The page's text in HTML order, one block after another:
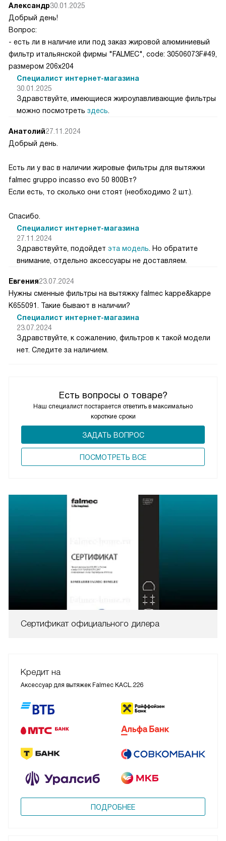
Есть вопросы о товаре?
Наш специалист постарается ответить в максимально
короткие сроки
ЗАДАТЬ ВОПРОС
ПОCМОТРЕТЬ ВСЕ
Александр30.01.2025
Добрый день!
Вопрос:
- есть ли в наличие или под заказ жировой алюминиевый
фильтр итальянской фирмы "FALMEC", code: 30506073F#49,
размером 206х204
Специалист интернет-магазина
30.01.2025
Здравствуйте, имеющиеся жироулавливающие фильтры
можно посмотреть здесь
Анатолий27.11.2024
Добрый день.
Есть ли у вас в наличии жировые фильтры для вытяжки
falmec gruppo incasso evo 50 800Вт?
Если есть, то сколько они стоят (необходимо 2 шт.).
Спасибо.
Специалист интернет-магазина
27.11.2024
Здравствуйте, подойдет эта модель . Но обратите
внимание, отдельно аксессуары не доставляем.
Евгения23.07.2024
Нужны сменные фильтры на вытяжку falmec kappe&kappe
K655091. Такие бывают в наличии?
Специалист интернет-магазина
23.07.2024
Здравствуйте, к сожалению, фильтров к такой модели
нет. Следите за наличием.
Сертификат официального дилера
Кредит на
Аксессуар для вытяжек Falmec KACL.226
ПОДРОБНЕЕ